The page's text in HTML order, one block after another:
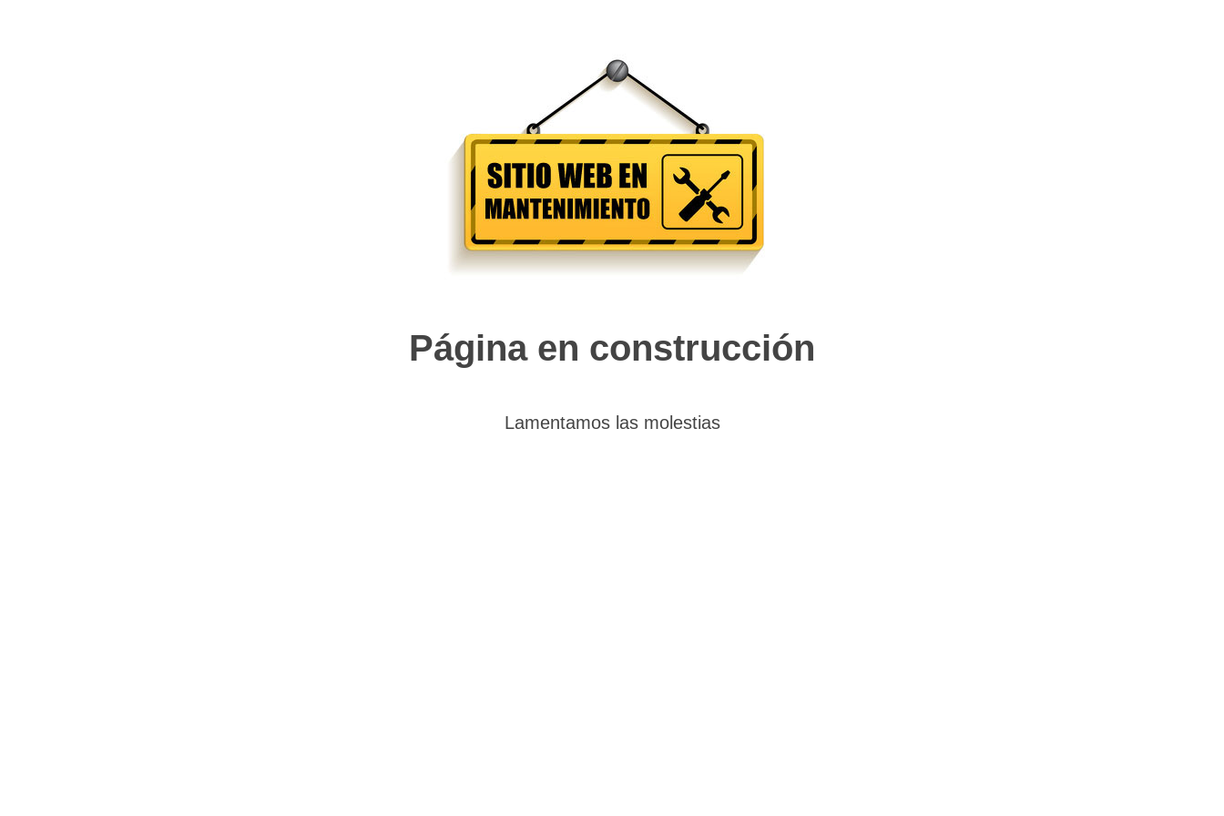
Página en construcción
Lamentamos las molestias